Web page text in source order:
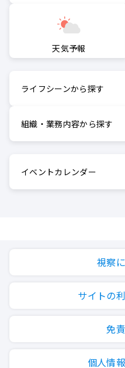
天気予報
ライフシーンから探す
組織・業務内容から探す
イベントカレンダー
視察
サイトの
免
個人情